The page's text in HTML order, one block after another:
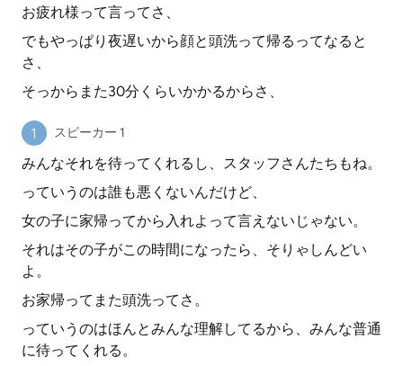
お疲れ様って言ってさ、
でもやっぱり夜遅いから顔と頭洗って帰るってなると
さ、
そっからまた30分くらいかかるからさ、
スピーカー 1
みんなそれを待ってくれるし、スタッフさんたちもね。
っていうのは誰も悪くないんだけど、
女の子に家帰ってから入れよって言えないじゃない。
それはその子がこの時間になったら、そりゃしんどい
よ。
お家帰ってまた頭洗ってさ。
っていうのはほんとみんな理解してるから、みんな普通
に待ってくれる。